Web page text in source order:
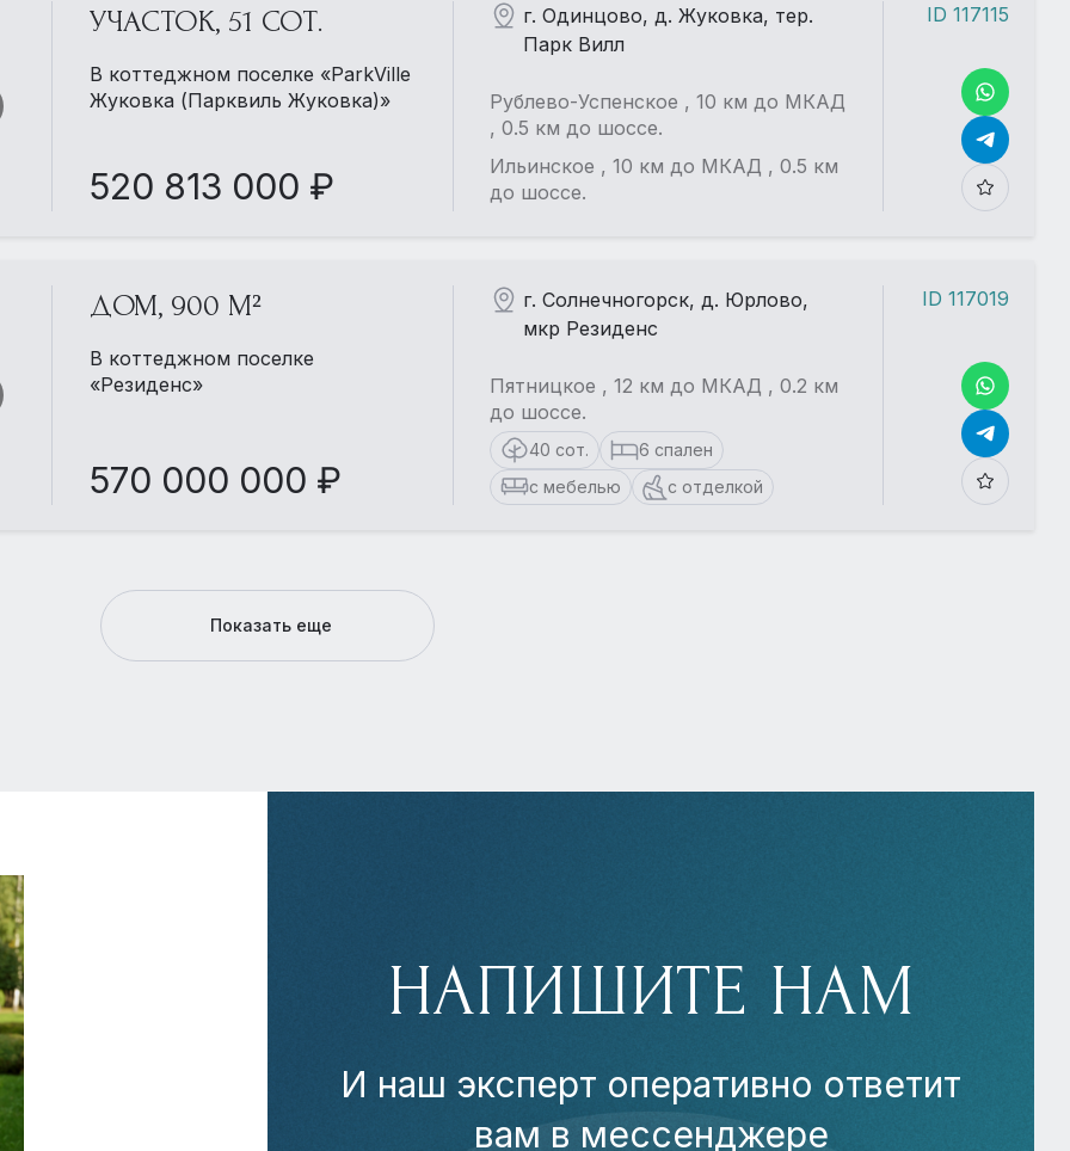
УЧАСТОК, 51 СОТ.
В коттеджном поселке «ParkVille
Жуковка (Парквиль Жуковка)»
520 813 000 ₽
г. Одинцово, д. Жуковка, тер.
Парк Вилл
Рублево-Успенское , 10 км до МКАД
, 0.5 км до шоссе.
Ильинское , 10 км до МКАД , 0.5 км
до шоссе.
ID 117115
ДОМ, 900 М²
В коттеджном поселке
«Резиденс»
570 000 000 ₽
г. Солнечногорск, д. Юрлово,
мкр Резиденс
Пятницкое , 12 км до МКАД , 0.2 км
до шоссе.
40 сот.
6 спален
с мебелью
с отделкой
ID 117019
Показать еще
НАПИШИТЕ НАМ
И наш эксперт оперативно ответит
вам в мессенджере